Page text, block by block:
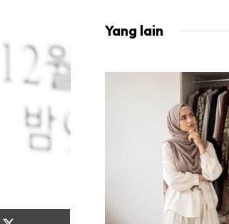
Yang lain